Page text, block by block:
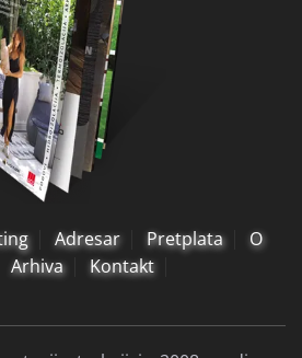
Adresar Pretplata
O
Arhiva Kontakt